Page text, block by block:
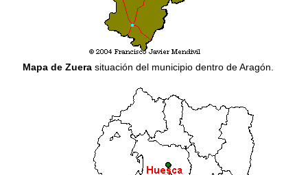
Mapa de Zuera situación del municipio dentro de Aragón.